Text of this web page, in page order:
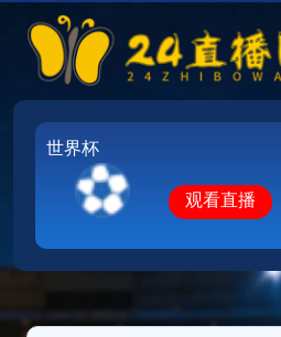
世界杯
观看直播